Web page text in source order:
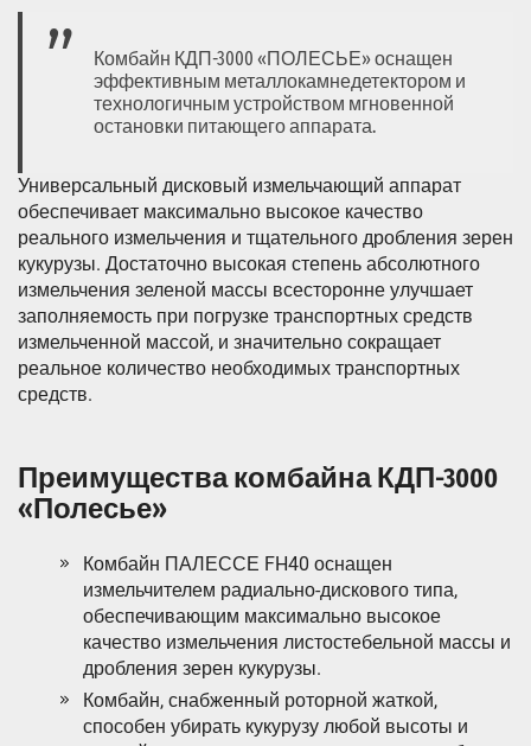
Комбайн КДП-3000 «ПОЛЕСЬЕ» оснащен
эффективным металлокамнедетектором и
технологичным устройством мгновенной
остановки питающего аппарата.
Универсальный дисковый измельчающий аппарат
обеспечивает максимально высокое качество
реального измельчения и тщательного дробления зерен
кукурузы. Достаточно высокая степень абсолютного
измельчения зеленой массы всесторонне улучшает
заполняемость при погрузке транспортных средств
измельченной массой, и значительно сокращает
реальное количество необходимых транспортных
средств.
Преимущества комбайна КДП-3000
«Полесье»
Комбайн ПАЛЕССЕ FH40 оснащен
измельчителем радиально-дискового типа,
обеспечивающим максимально высокое
качество измельчения листостебельной массы и
дробления зерен кукурузы.
Комбайн, снабженный роторной жаткой,
способен убирать кукурузу любой высоты и